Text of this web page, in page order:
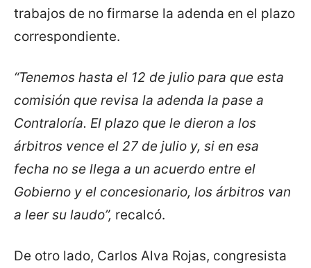
trabajos de no firmarse la adenda en el plazo
correspondiente.
“Tenemos hasta el 12 de julio para que esta
comisión que revisa la adenda la pase a
Contraloría. El plazo que le dieron a los
árbitros vence el 27 de julio y, si en esa
fecha no se llega a un acuerdo entre el
Gobierno y el concesionario, los árbitros van
a leer su laudo”, recalcó.
De otro lado, Carlos Alva Rojas, congresista